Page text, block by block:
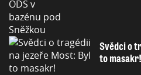
Svědci o
to masakr!